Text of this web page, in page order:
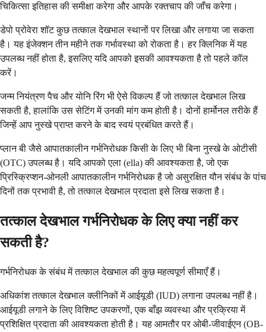
चिकित्सा इतिहास की समीक्षा करेगा और आपके रक्तचाप की जाँच करेगा।
डेपो प्रोवेरा शॉट कुछ तत्काल देखभाल स्थानों पर लिखा और लगाया जा सकता
है। यह इंजेक्शन तीन महीने तक गर्भावस्था को रोकता है। हर क्लिनिक में यह
उपलब्ध नहीं होता है, इसलिए यदि आपको इसकी आवश्यकता है तो पहले कॉल
करें।
जन्म नियंत्रण पैच और योनि रिंग भी ऐसे विकल्प हैं जो तत्काल देखभाल लिख
सकती है, हालांकि उस सेटिंग में उनकी मांग कम होती है। दोनों हार्मोनल तरीके हैं
जिन्हें आप नुस्खे प्राप्त करने के बाद स्वयं प्रबंधित करते हैं।
प्लान बी जैसे आपातकालीन गर्भनिरोधक किसी के लिए भी बिना नुस्खे के ओटीसी
(OTC) उपलब्ध है। यदि आपको एला (ella) की आवश्यकता है, जो एक
प्रिस्क्रिप्शन-ओनली आपातकालीन गर्भनिरोधक है जो असुरक्षित यौन संबंध के पांच
दिनों तक प्रभावी है, तो तत्काल देखभाल प्रदाता इसे लिख सकता है।
तत्काल देखभाल गर्भनिरोधक के लिए क्या नहीं कर
सकती है?
गर्भनिरोधक के संबंध में तत्काल देखभाल की कुछ महत्वपूर्ण सीमाएँ हैं।
अधिकांश तत्काल देखभाल क्लीनिकों में आईयूडी (IUD) लगाना उपलब्ध नहीं है।
आईयूडी लगाने के लिए विशिष्ट उपकरणों, एक बाँझ व्यवस्था और प्रक्रिया में
प्रशिक्षित प्रदाता की आवश्यकता होती है। यह आमतौर पर ओबी-जीवाईएन (OB-